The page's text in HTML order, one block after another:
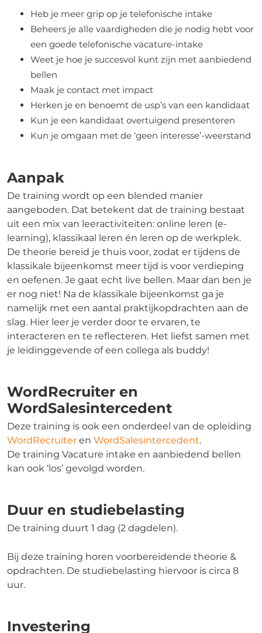
Heb je meer grip op je telefonische intake
Beheers je alle vaardigheden die je nodig hebt voor
een goede telefonische vacature-intake
Weet je hoe je succesvol kunt zijn met aanbiedend
bellen
Maak je contact met impact
Herken je en benoemt de usp’s van een kandidaat
Kun je een kandidaat overtuigend presenteren
Kun je omgaan met de ‘geen interesse’-weerstand
Aanpak
De training wordt op een blended manier
aangeboden. Dat betekent dat de training bestaat
uit een mix van leeractiviteiten: online leren (e-
learning), klassikaal leren én leren op de werkplek.
De theorie bereid je thuis voor, zodat er tijdens de
klassikale bijeenkomst meer tijd is voor verdieping
en oefenen. Je gaat echt live bellen. Maar dan ben je
er nog niet! Na de klassikale bijeenkomst ga je
namelijk met een aantal praktijkopdrachten aan de
slag. Hier leer je verder door te ervaren, te
interacteren en te reflecteren. Het liefst samen met
je leidinggevende of een collega als buddy!
WordRecruiter en
WordSalesintercedent
Deze training is ook een onderdeel van de opleiding
WordRecruiter en WordSalesintercedent.
De training Vacature intake en aanbiedend bellen
kan ook ‘los’ gevolgd worden.
Duur en studiebelasting
De training duurt 1 dag (2 dagdelen).
Bij deze training horen voorbereidende theorie &
opdrachten. De studiebelasting hiervoor is circa 8
uur.
Investering